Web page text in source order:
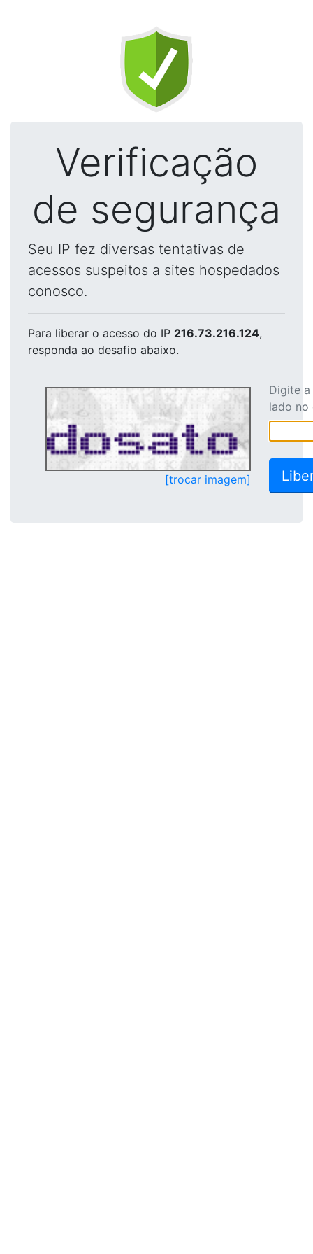
Verificação
de segurança
Seu IP fez diversas tentativas de
acessos suspeitos a sites hospedados
conosco.
Para liberar o acesso do IP 216.73.216.124,
responda ao desafio abaixo.
[trocar imagem]
Digite
lado no